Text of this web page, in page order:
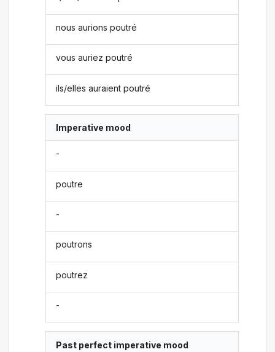
nous aurions poutré
vous auriez poutré
ils/elles auraient poutré
Imperative mood
-
poutre
-
poutrons
poutrez
-
Past perfect imperative mood